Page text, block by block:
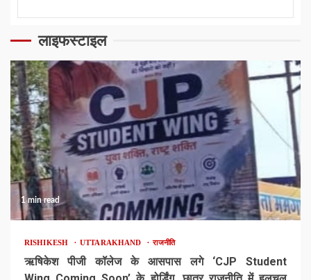
लाइफस्टाइल
1 min read
RISHIKESH UTTARAKHAND राजनीति
ऋषिकेश पीजी कॉलेज के आसपास लगे ‘CJP Student